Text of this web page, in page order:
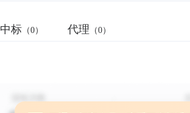
中标 （0） 代理 （0）